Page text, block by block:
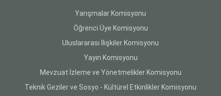
Yarışmalar Komisyonu
Öğrenci Üye Komisyonu
Uluslararası İlişkiler Komisyonu
Yayın Komisyonu
Mevzuat İzleme ve Yönetmelikler Komisyonu
Teknik Geziler ve Sosyo - Kültürel Etkinlikler Komisyonu